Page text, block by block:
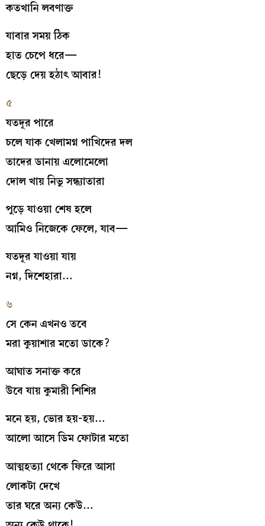
কতখানি লবণাক্ত
যাবার সময় ঠিক
হাত চেপে ধরে—
ছেড়ে দেয় হঠাৎ আবার!
৫
যতদূর পারে
চলে যাক খেলামগ্ন পাখিদের দল
তাদের ডানায় এলোমেলো
দোল খায় নিভু সন্ধ্যাতারা
পুড়ে যাওয়া শেষ হলে
আমিও নিজেকে ফেলে, যাব—
যতদূর যাওয়া যায়
নগ্ন, দিশেহারা…
৬
সে কেন এখনও তবে
মরা কুয়াশার মতো ডাকে?
আঘাত সনাক্ত করে
উবে যায় কুমারী শিশির
মনে হয়, ভোর হয়-হয়…
আলো আসে ডিম ফোটার মতো
আত্মহত্যা থেকে ফিরে আসা
লোকটা দেখে
তার ঘরে অন্য কেউ…